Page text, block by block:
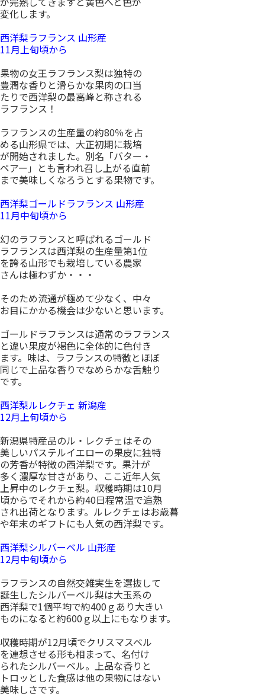
変化します。
西洋梨ラフランス 山形産
11月上旬頃から
果物の女王ラフランス梨は独特の
豊潤な香りと滑らかな果肉の口当
たりで西洋梨の最高峰と称される
ラフランス！
ラフランスの生産量の約80％を占
める山形県では、大正初期に栽培
が開始されました。別名「バター・
ペアー」とも言われ召し上がる直前
まで美味しくなろうとする果物です。
西洋梨ゴールドラフランス 山形産
11月中旬頃から
幻のラフランスと呼ばれるゴールド
ラフランスは西洋梨の生産量第1位
を誇る山形でも栽培している農家
さんは極わずか・・・
そのため流通が極めて少なく、中々
お目にかかる機会は少ないと思います。
ゴールドラフランスは通常のラフランス
と違い果皮が褐色に全体的に色付き
ます。味は、ラフランスの特徴とほぼ
同じで上品な香りでなめらかな舌触り
です。
西洋梨ルレクチェ 新潟産
12月上旬頃から
新潟県特産品のル・レクチェはその
美しいパステルイエローの果皮に独特
の芳香が特徴の西洋梨です。果汁が
多く濃厚な甘さがあり、ここ近年人気
上昇中のレクチェ梨。収穫時期は10月
頃からでそれから約40日程常温で追熟
され出荷となります。ルレクチェはお歳暮
や年末のギフトにも人気の西洋梨です。
西洋梨シルバーベル 山形産
12月中旬頃から
ラフランスの自然交雑実生を選抜して
誕生したシルバーベル梨は大玉系の
西洋梨で1個平均で約400ｇあり大きい
ものになると約600ｇ以上にもなります。
収穫時期が12月頃でクリスマスベル
を連想させる形も相まって、名付け
られたシルバーベル。上品な香りと
トロッとした食感は他の果物にはない
美味しさです。